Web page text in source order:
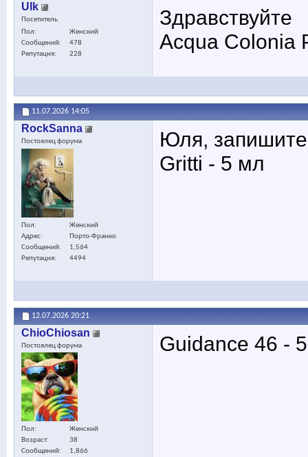
Ulk
Посетитель
Пол
Женский
Сообщений
478
Репутация
228
Здравствуйте
Acqua Colonia
11.07.2026 14:05
RockSanna
Постоялец форума
Пол
Женский
Адрес
Порто-Франко
Сообщений
1,564
Репутация
4494
Юля,
Gritti - 5 мл
12.07.2026 20:21
ChioChiosan
Постоялец форума
Пол
Женский
Возраст
38
Сообщений
1,866
Guidance 46 -